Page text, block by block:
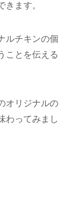
ます。
ルチキンの個
ことを伝える
オリジナルの
わってみまし